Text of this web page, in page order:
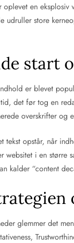
oplevet en
udruller store
start
er blevet
det før tog en
overskrifter og
tekst opstår, når
websitet i en
kalder “content
glemmer det